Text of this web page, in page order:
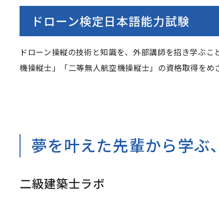
ドローン検定日本語能力試験
ドローン操縦の技術と知識を、外部講師を招き学ぶこ
機操縦士」「二等無人航空機操縦士」の資格取得をめ
夢を叶えた先輩から学ぶ
二級建築士ラボ